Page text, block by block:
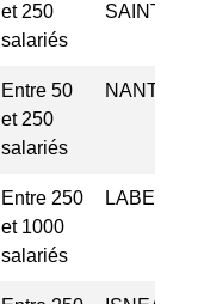
et 250
salariés
SAINT
Entre 50
et 250
salariés
NANTES
Entre 250
et 1000
salariés
LABEGE